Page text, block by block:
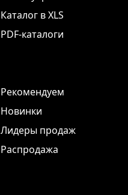
Каталог в XLS
PDF-каталоги
Рекомендуем
Новинки
Лидеры продаж
Распродажа